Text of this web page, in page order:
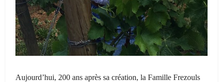
Aujourd’hui, 200 ans après sa création, la Famille Frezouls